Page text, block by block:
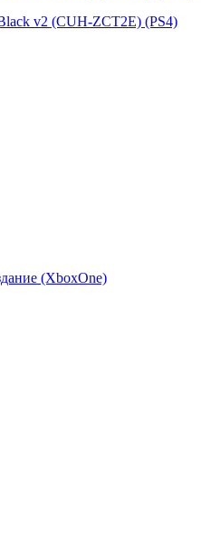
v2 (CUH-ZCT2E) (PS4)
(XboxOne)